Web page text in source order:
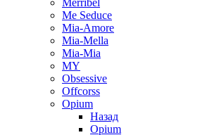
Merribel
Me Seduce
Mia-Amore
Mia-Mella
Mia-Mia
MY
Obsessive
Offcorss
Opium
Назад
Opium